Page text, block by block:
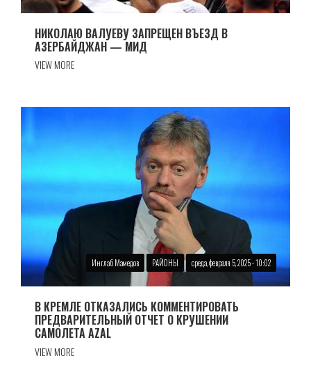
НИКОЛАЮ ВАЛУЕВУ ЗАПРЕЩЕН ВЪЕЗД В
АЗЕРБАЙДЖАН — МИД
VIEW MORE
Инглаб Мамедов РАЙОНЫ среда, февраля 5, 2025 - 10:02
В КРЕМЛЕ ОТКАЗАЛИСЬ КОММЕНТИРОВАТЬ
ПРЕДВАРИТЕЛЬНЫЙ ОТЧЕТ О КРУШЕНИИ
САМОЛЕТА AZAL
VIEW MORE